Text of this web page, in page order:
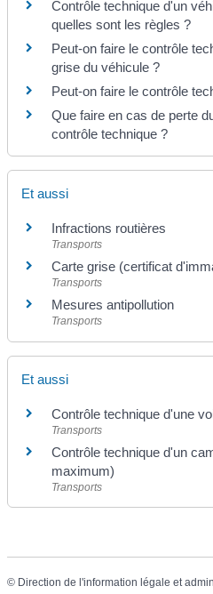
Contrôle technique d'un
quelles sont les règles ?
Peut-on faire le contrôle
grise du véhicule ?
Peut-on faire le contrôle
Que faire en cas de perte
contrôle technique ?
Et aussi
Infractions routières
Transports
Carte grise (certificat
Transports
Mesures antipollution
Transports
Et aussi
Contrôle technique d'une
Transports
Contrôle technique d'un
maximum)
Transports
© Direction de l'information légale et